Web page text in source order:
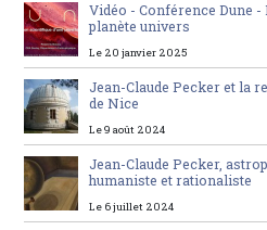
Vidéo - Conférence Dune
planète univers
Le 20 janvier 2025
Jean-Claude Pecker et la
de Nice
Le 9 août 2024
Jean-Claude Pecker,
humaniste et rationaliste
Le 6 juillet 2024